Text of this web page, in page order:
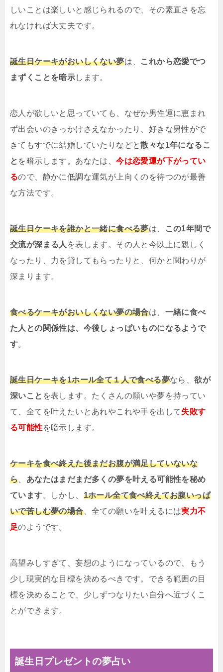
しいことは楽しいと感じられるので、その素直さを忘
れなければ大丈夫です。
誕生日ケーキがおいしくない夢は、 これから恋愛でつ
まずくことを暗示します。
恋人が欲しいと思っていても、なぜか男性運に恵まれ
ず出会いのきっかけさえなかったり、好きな男性がで
きてもすでに結婚していたりなどと散々な1年になるこ
と を暗示します。あなたは、今は恋愛運が下がってい
るので、静かに低調な運気が上向くのを待つのが最善
な方法です。
誕生日ケーキを誰かと一緒に食べる夢は、
この1年間で
交流が深まる人 を表します。その人と今以上に親しく
なったり、力を貸してもらったりと、何かと関わりが
深まります。
食べるケーキがおいしくない夢の場合は、 一緒に食べ
た人との関係性は、今後しょっぱいものになるようで
す。
誕生日ケーキを1ホール全て１人で食べる夢なら、欲が
深いこと を表します。たくさんの願いや夢を持ってい
て、全てを叶えたいとあれやこれや手を出して失敗す
る可能性を暗示します。
ケーキを食べ終えた後まだお腹が満足していないな
ら
あなたはまだまだ多くの夢を叶える可能性を秘め
ています。しかし、 1ホール全て食べ終えてお腹いっぱ
いで苦しむ夢の場合、全ての願いを叶えるには実力不
足のようです。
高望みしすぎて、妄想のようになっているので、もう
少し現実的な目標を決めるべきです。できる範囲の目
標を決めることで、少しずつなりたい自分へ近づくこ
とができます。
誕生日プレゼントの夢占い